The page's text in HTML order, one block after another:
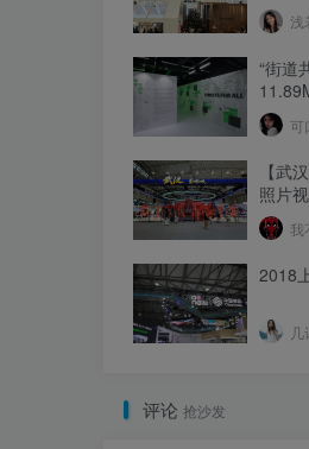
浅
“街道
可
【武
照片
我
2018
评论 抢沙发